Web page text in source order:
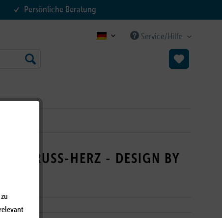
Persönliche Beratung
B2C DE
Service/Hilfe
MIT GRUSS-HERZ - DESIGN BY